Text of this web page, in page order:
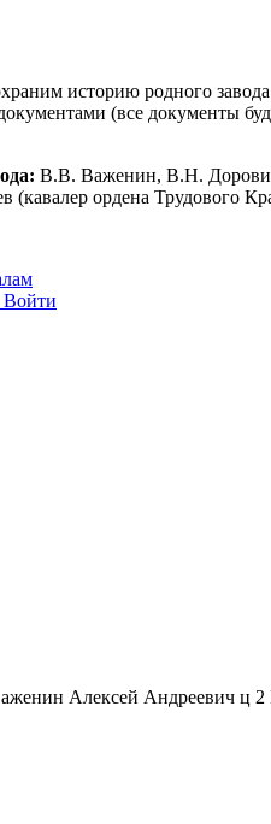
историю родного
(все документы
В.В. Важенин, В.Н.
(кавалер ордена Трудового
Войти
Алексей Андреевич ц 2